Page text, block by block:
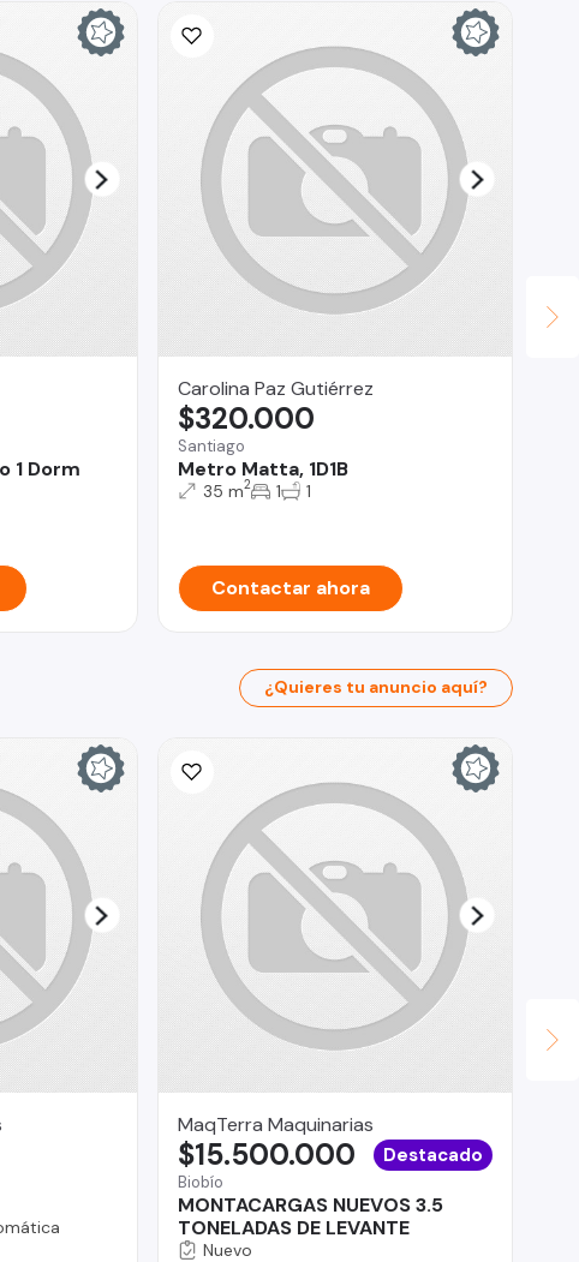
1 Dorm
Carolina Paz Gutiérrez
Santiago
Metro Matta, 1D1B
$320.000
35 m2 1 1
Contactar ahora
¿Quieres tu anuncio aquí?
MaqTerra Maquinarias
Biobío
MONTACARGAS NUEVOS 3.5
TONELADAS DE LEVANTE
$15.500.000 Destacado
Nuevo